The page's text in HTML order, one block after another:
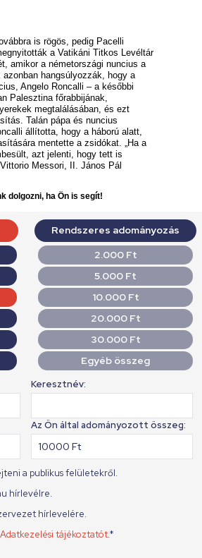
is rögös, pedig Pacelli
a Vatikáni Titkos Levéltár
amikor a németországi nuncius a
hangsúlyozzák, hogy a
Angelo Roncalli – a későbbi
Palesztina főrabbijának,
megtalálásában, és ezt
Talán pápa és nuncius
állította, hogy a háború alatt,
mentette a zsidókat. „Ha a
azt jelenti, hogy tett is
Messori, II. János Pál
dolgozni, ha Ön is segít!